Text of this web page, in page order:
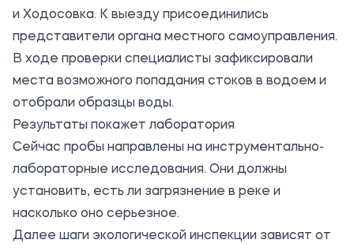
и Ходосовка. К выезду присоединились
представители органа местного самоуправления.
В ходе проверки специалисты зафиксировали
места возможного попадания стоков в водоем и
отобрали образцы воды.
Результаты покажет лаборатория
Сейчас пробы направлены на инструментально-
лабораторные исследования. Они должны
установить, есть ли загрязнение в реке и
насколько оно серьезное.
Далее шаги экологической инспекции зависят от